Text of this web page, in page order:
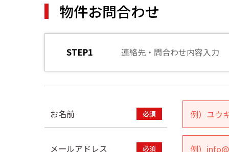
物件お問合わせ
連絡先・問合わせ内容入力
お名前
メールアドレス